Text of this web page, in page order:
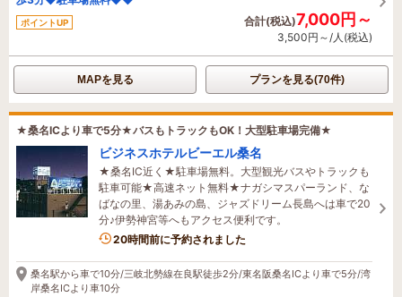
ポイントUP 合計(税込)7,000円～
3,500円～/人(税込)
MAPを見る プランを見る(70件)
★桑名ICより車で5分★バスもトラックもOK！大型駐車場完備★
ビジネスホテルビーエル桑名
★桑名IC近く★駐車場無料。大型観光バスやトラックも
駐車可能★高速ネット無料★ナガシマスパーランド、な
ばなの里、湯あみの島、ジャズドリーム長島へは車で20
分♪伊勢神宮等へもアクセス便利です。
1名がこの宿を見ています
20時間前に予約されました
桑名駅から車で10分/三岐北勢線在良駅徒歩2分/東名阪桑名ICより車で5分/湾
岸桑名ICより車10分